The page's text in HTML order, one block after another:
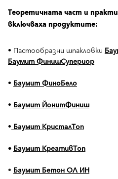
Теоретичната част и
включваха продуктите:
• Пастообразни шпакловки
Баумит ФинишСупериор
• Баумит ФиноБело
• Баумит ЙонитФиниш
•Баумит КристалТоп
•Баумит КреативТоп
• Баумит Бетон ОЛ ИН